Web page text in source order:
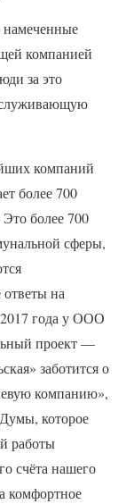
намеченные
компанией
за это
компаний
более 700
более 700
сферы,
на
года у ООО
проект —
заботится о
компанию»,
которое
работы
счёта нашего
комфортное